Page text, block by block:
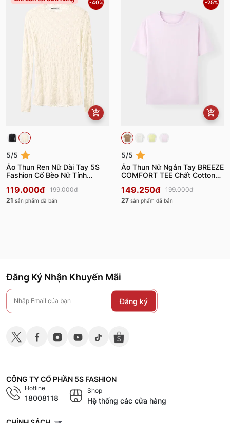
-40%
5/5
Áo Thun Ren Nữ Dài Tay 5S
Fashion Cổ Bèo Nữ Tính
119.000đ
199.000đ
21 sản phẩm đã bán
-25%
5/5
Áo Thun Nữ Ngắn Tay BREEZE
COMFORT TEE Chất Cotton
149.250đ
199.000đ
27 sản phẩm đã bán
Đăng Ký Nhận Khuyến Mãi
Đăng ký
CÔNG TY CỔ PHẦN 5S FASHION
Hotline
18008118
Shop
Hệ thống các cửa hàng